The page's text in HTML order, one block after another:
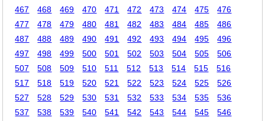
467
468 469 470 471 472 473 474 475
476
477
478 479 480 481 482 483 484 485
486
487
488 489 490 491 492 493 494 495
496
497
498 499 500 501 502 503 504 505
506
507
508 509 510 511 512 513 514 515
516
517
518 519 520 521 522 523 524 525
526
527
528 529 530 531 532 533 534 535
536
537
538 539 540 541 542 543 544 545
546